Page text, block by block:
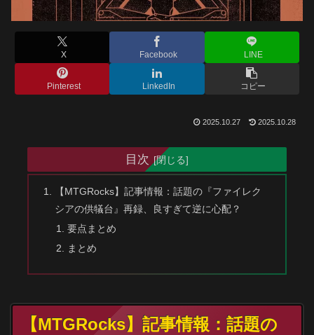
X Facebook LINE
Pinterest LinkedIn コピー
2025.10.27 2025.10.28
目次
【MTGRocks】記事情報：話題の『ファイレク
シアの供犠台』再録、良すぎて逆に心配？
要点まとめ
まとめ
【MTGRocks】記事情報：話題の